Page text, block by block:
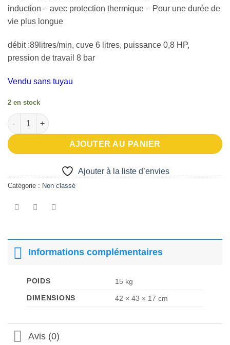
€199,90.€189,90.
induction – avec protection thermique – Pour une durée de
vie plus longue
débit :89litres/min, cuve 6 litres, puissance 0,8 HP,
pression de travail 8 bar
Vendu sans tuyau
2 en stock
quantité de compresseur silencieux, sans entretien
AJOUTER AU PANIER
Ajouter à la liste d’envies
Catégorie : Non classé
Informations complémentaires
POIDS
15 kg
DIMENSIONS
42 × 43 × 17 cm
Avis (0)